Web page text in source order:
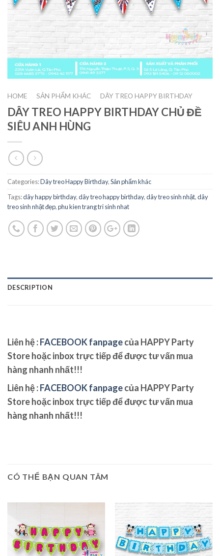
HOME SẢN PHẨM KHÁC DÂY TREO HAPPY BIRTHDAY
DÂY TREO HAPPY BIRTHDAY CHỦ ĐỀ
SIÊU ANH HÙNG
Categories:Dây treo Happy Birthday,Sản phẩm khác
Tags:dây happy birthday,dây treo happy birthday,dây treo sinh nhật,dây
treo sinh nhật đẹp,phu kien trang tri sinh nhat
DESCRIPTION
Liên hệ :FACEBOOK fanpagecủa HAPPY Party
Store hoặc inbox trực tiếp để được tư vấn mua
hàng nhanh nhất!!!
Liên hệ :FACEBOOK fanpagecủa HAPPY Party
Store hoặc inbox trực tiếp để được tư vấn mua
hàng nhanh nhất!!!
CÓ THỂ BẠN QUAN TÂM